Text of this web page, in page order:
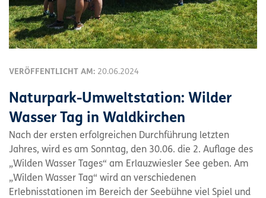
VERÖFFENTLICHT AM: 20.06.2024
Naturpark-Umweltstation: Wilder
Wasser Tag in Waldkirchen
Nach der ersten erfolgreichen Durchführung letzten
Jahres, wird es am Sonntag, den 30.06. die 2. Auflage des
„Wilden Wasser Tages“ am Erlauzwiesler See geben. Am
„Wilden Wasser Tag“ wird an verschiedenen
Erlebnisstationen im Bereich der Seebühne viel Spiel und